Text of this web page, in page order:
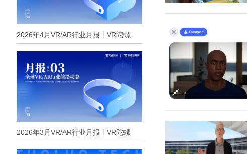
2026年4月VR/AR行业月报丨VR陀螺
2026年3月VR/AR行业月报丨VR陀螺